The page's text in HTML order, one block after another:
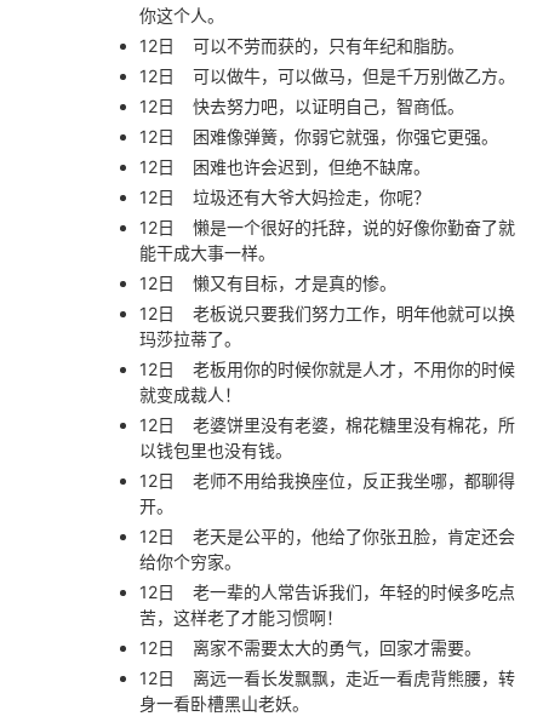
你这个人。
12日
可以不劳而获的，只有年纪和脂肪。
12日
可以做牛，可以做马，但是千万别做乙方。
12日
快去努力吧，以证明自己，智商低。
12日
困难像弹簧，你弱它就强，你强它更强。
12日
困难也许会迟到，但绝不缺席。
12日
垃圾还有大爷大妈捡走，你呢？
12日
懒是一个很好的托辞，说的好像你勤奋了就
能干成大事一样。
12日
懒又有目标，才是真的惨。
12日
老板说只要我们努力工作，明年他就可以换
玛莎拉蒂了。
12日
老板用你的时候你就是人才，不用你的时候
就变成裁人！
12日
老婆饼里没有老婆，棉花糖里没有棉花，所
以钱包里也没有钱。
12日
老师不用给我换座位，反正我坐哪，都聊得
开。
12日
老天是公平的，他给了你张丑脸，肯定还会
给你个穷家。
12日
老一辈的人常告诉我们，年轻的时候多吃点
苦，这样老了才能习惯啊！
12日
离家不需要太大的勇气，回家才需要。
12日
离远一看长发飘飘，走近一看虎背熊腰，转
身一看卧槽黑山老妖。